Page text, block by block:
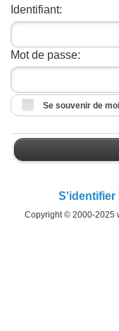
Identifiant:
Mot de passe:
Se souvenir de
S'identifier
Copyright © 2000-2025